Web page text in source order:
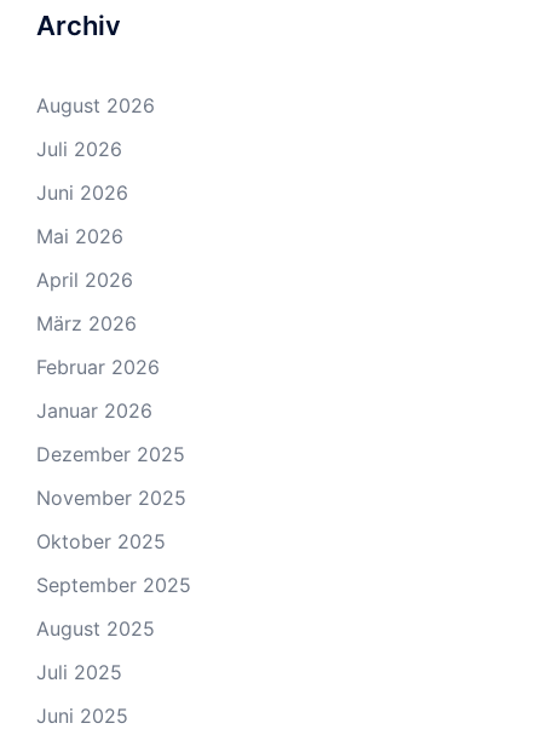
Archiv
August 2026
Juli 2026
Juni 2026
Mai 2026
April 2026
März 2026
Februar 2026
Januar 2026
Dezember 2025
November 2025
Oktober 2025
September 2025
August 2025
Juli 2025
Juni 2025